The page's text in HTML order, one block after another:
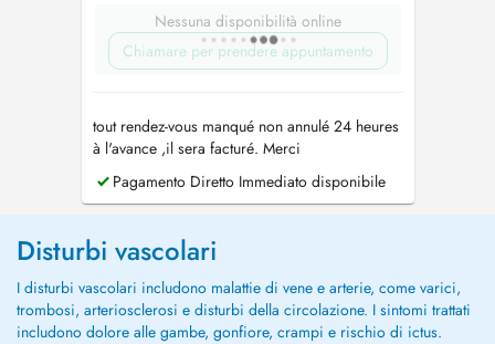
Nessuna disponibilità online
Chiamare per prendere appuntamento
tout rendez-vous manqué non annulé 24 heures
à l'avance ,il sera facturé. Merci
Pagamento Diretto Immediato disponibile
Disturbi vascolari
I disturbi vascolari includono malattie di vene e arterie, come varici,
trombosi, arteriosclerosi e disturbi della circolazione. I sintomi trattati
includono dolore alle gambe, gonfiore, crampi e rischio di ictus.